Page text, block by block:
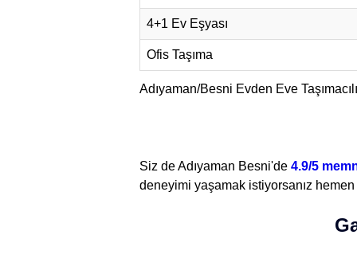
4+1 Ev Eşyası
Ofis Taşıma
Adıyaman/Besni Evden Eve
Siz de Adıyaman Besni'de 4.9/5
deneyimi yaşamak istiyorsanız